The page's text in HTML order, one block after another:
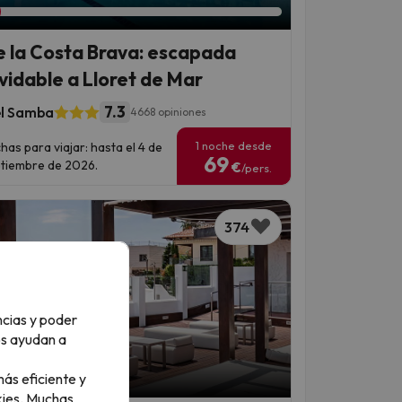
la Costa Brava: escapada
a Lloret de Mar
Samba 7.3 4668 opiniones
para viajar: hasta el 4 de
de 2026.
1 noche desde
69€/pers.
374
Chollo
y poder
ayudan a
eficiente y
Muchas